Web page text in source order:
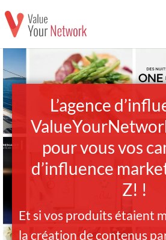
L’agence
pour vous vos
d’influence
Z! !
Et si vos produits étaient
la création de contenus